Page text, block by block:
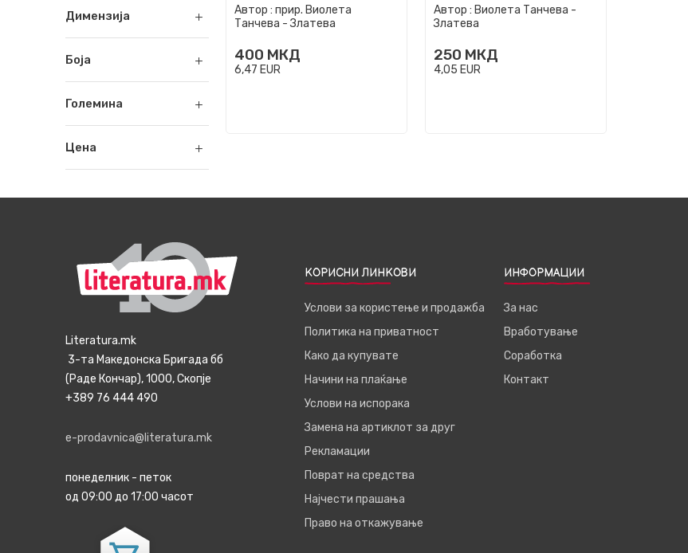
Димензија
Боја
Големина
Цена
Автор : прир. Виолета
Танчева - Златева
400 МКД
6,47 EUR
Автор : Виолета Танчева -
Златева
250 МКД
4,05 EUR
Literatura.mk
3-та Македонска Бригада бб
(Раде Кончар), 1000, Скопје
+389 76 444 490
e-prodavnica@literatura.mk
понеделник - петок
од 09:00 до 17:00 часот
КОРИСНИ ЛИНКОВИ
Услови за користење и продажба
Политика на приватност
Како да купувате
Начини на плаќање
Услови на испорака
Замена на артиклот за друг
Рекламации
Поврат на средства
Најчести прашања
Право на откажување
ИНФОРМАЦИИ
За нас
Вработување
Соработка
Контакт